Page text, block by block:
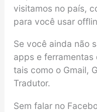
visitamos no país,
para você usar
Se você ainda não
apps e ferramentas
tais como o Gmail,
Tradutor.
Sem falar no